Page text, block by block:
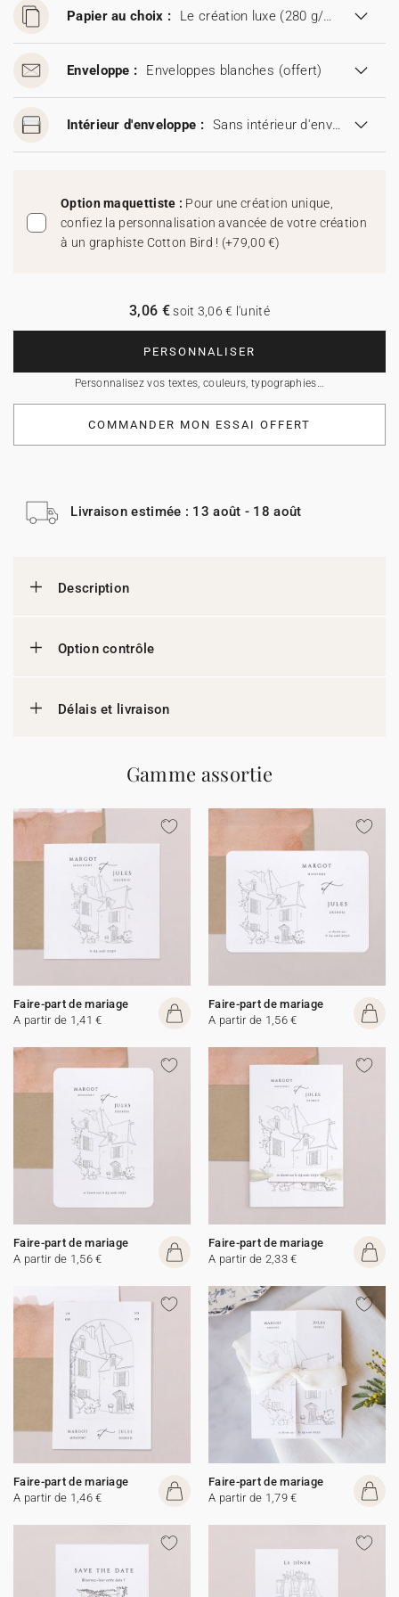
Papier au choix : Le création luxe (280 g/m²)
Enveloppe : Enveloppes blanches (offert)
Intérieur d'enveloppe : Sans intérieur d'enveloppe
Option maquettiste : Pour une création unique,
confiez la personnalisation avancée de votre création
à un graphiste Cotton Bird ! (+79,00 €)
PERSONNALISER
Personnalisez vos textes, couleurs, typographies…
3,06 €soit 3,06 € l'unité
COMMANDER MON ESSAI OFFERT
Livraison estimée : 13 août - 18 août
Description
Option contrôle
Délais et livraison
Gamme assortie
Faire-part de mariage
A partir de 1,41 €
Faire-part de mariage
A partir de 1,56 €
Faire-part de mariage
A partir de 1,56 €
Faire-part de mariage
A partir de 2,33 €
Faire-part de mariage
A partir de 1,46 €
Faire-part de mariage
A partir de 1,79 €